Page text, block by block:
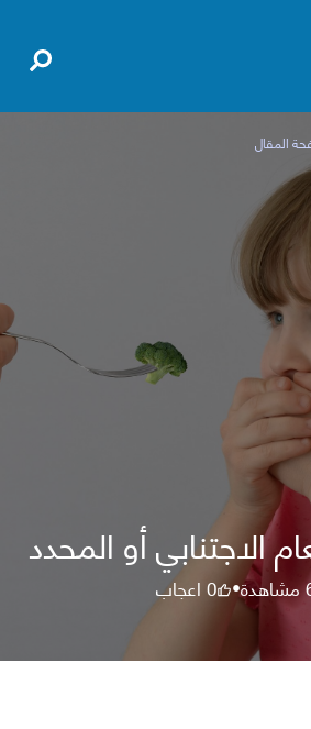
المقال
الاجتنابي أو المحدد
مشاهدة•
0اعجاب